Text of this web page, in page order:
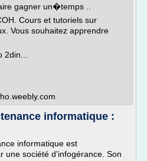
gagner un�temps ..
Cours et tutoriels sur
Vous souhaitez apprendre
informatique :
informatique est
une société d'infogérance. Son